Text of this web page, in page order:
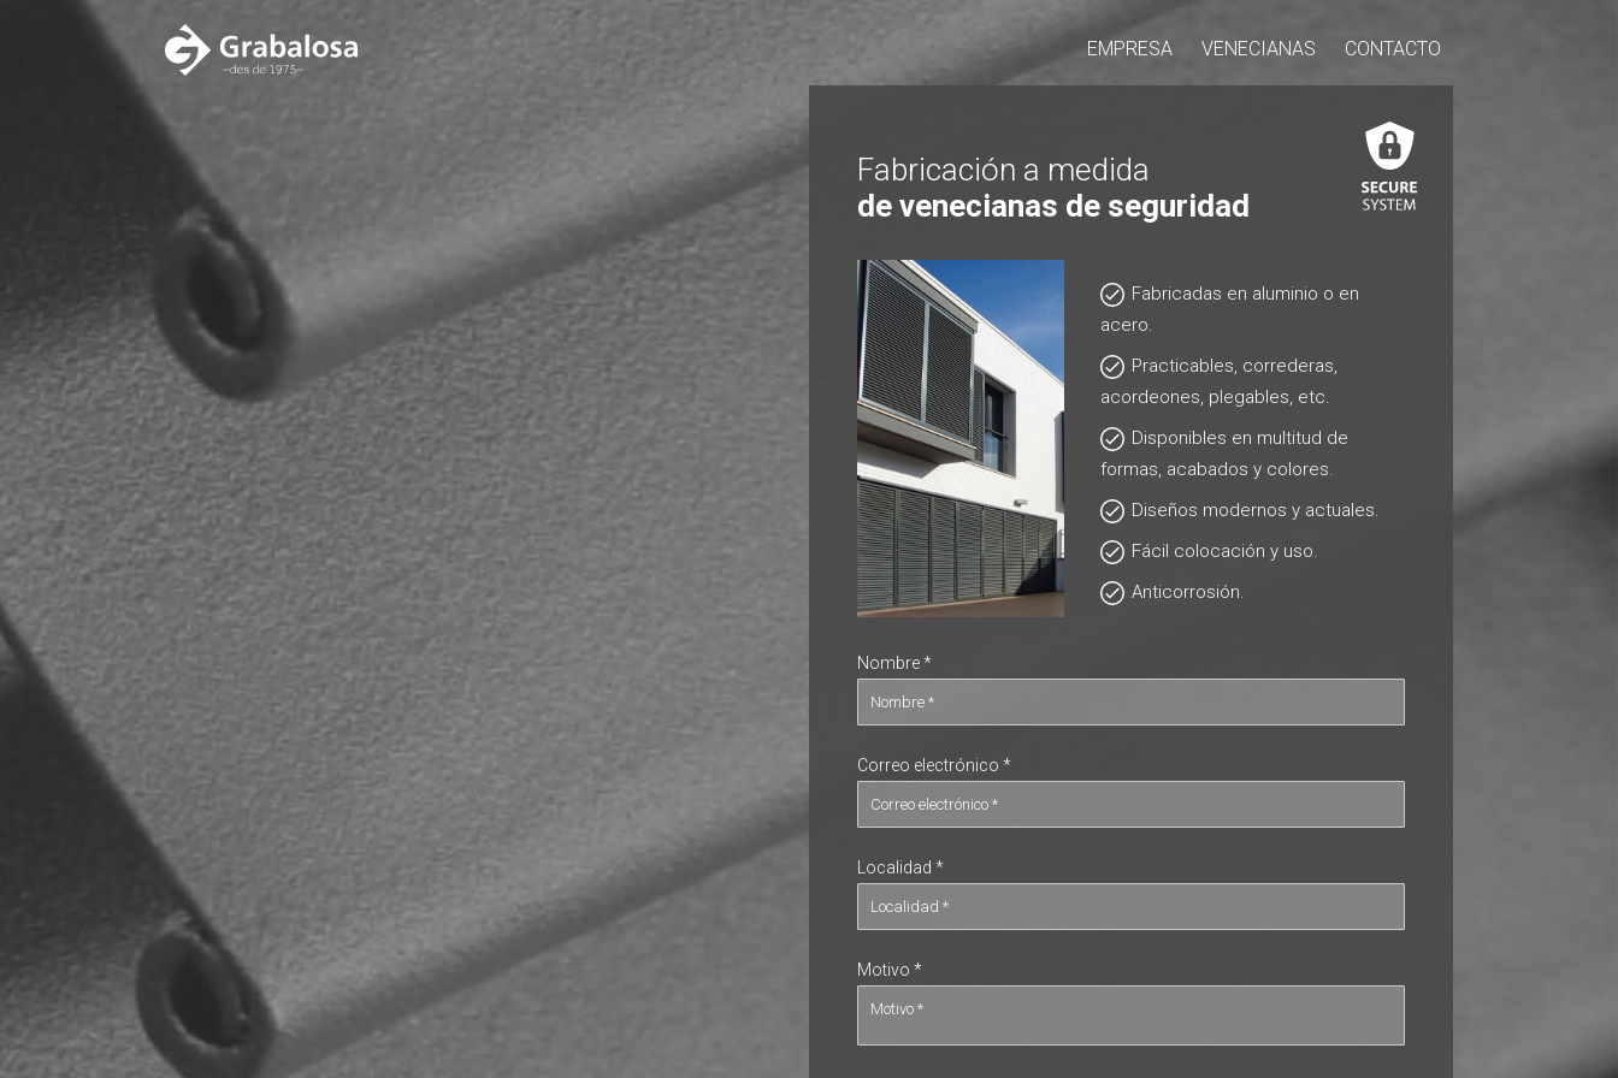
EMPRESA VENECIANAS CONTACTO
Fabricación a medida
de venecianas de seguridad
Fabricadas en aluminio o en
acero.
Practicables, correderas,
acordeones, plegables, etc.
Disponibles en multitud de
formas, acabados y colores.
Diseños modernos y actuales.
Fácil colocación y uso.
Anticorrosión.
Nombre *
Correo electrónico *
Localidad *
Motivo *